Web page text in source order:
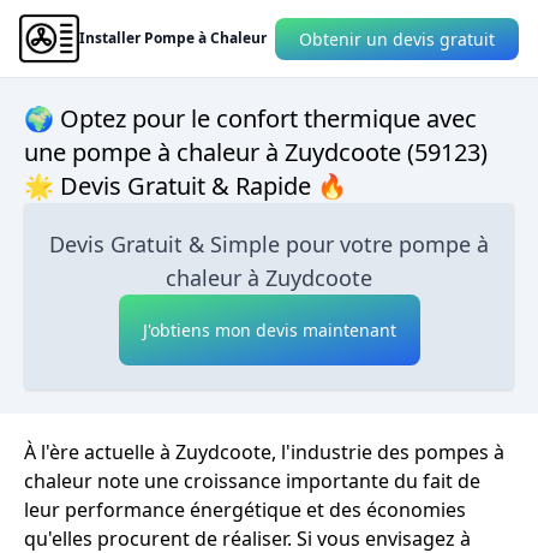
Installer Pompe à Chaleur Obtenir un devis gratuit
🌍 Optez pour le confort thermique avec
une pompe à chaleur à Zuydcoote (59123)
🌟 Devis Gratuit & Rapide 🔥
Devis Gratuit & Simple pour votre pompe à
chaleur à Zuydcoote
J'obtiens mon devis maintenant
À l'ère actuelle à Zuydcoote, l'industrie des pompes à
chaleur note une croissance importante du fait de
leur performance énergétique et des économies
qu'elles procurent de réaliser. Si vous envisagez à